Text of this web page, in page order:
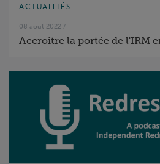
ACTUALITÉS
08 août 2022 /
Accroître la portée de l'IRM